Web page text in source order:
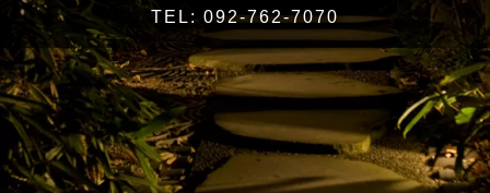
TEL: 092-762-7070